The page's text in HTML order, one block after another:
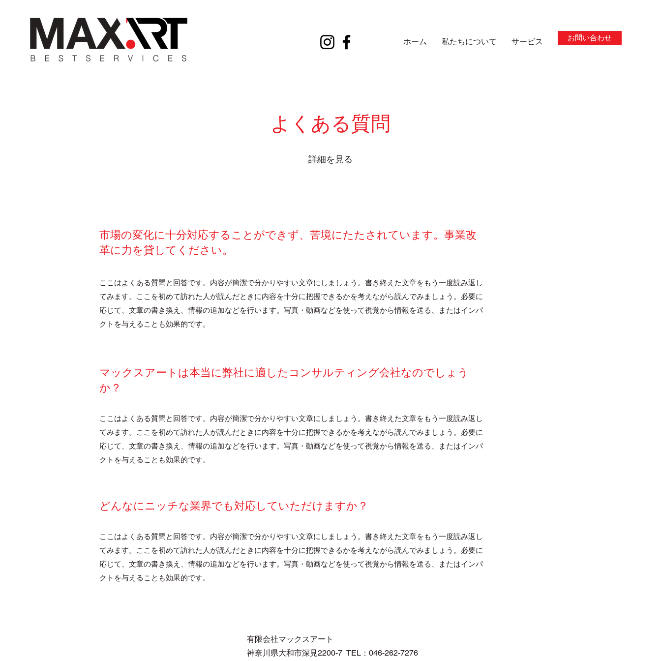
ホーム 私たちについて サービス お問い合わせ
よくある質問
詳細を見る
市場の変化に十分対応することができず、苦境にたたされています。事業改
革に力を貸してください。
ここはよくある質問と回答です。内容が簡潔で分かりやすい文章にしましょう。書き終えた文章をもう一度読み返し
てみます。ここを初めて訪れた人が読んだときに内容を十分に把握できるかを考えながら読んでみましょう。必要に
応じて、文章の書き換え、情報の追加などを行います。写真・動画などを使って視覚から情報を送る、またはインパ
クトを与えることも効果的です。
マックスアートは本当に弊社に適したコンサルティング会社なのでしょう
か？
ここはよくある質問と回答です。内容が簡潔で分かりやすい文章にしましょう。書き終えた文章をもう一度読み返し
てみます。ここを初めて訪れた人が読んだときに内容を十分に把握できるかを考えながら読んでみましょう。必要に
応じて、文章の書き換え、情報の追加などを行います。写真・動画などを使って視覚から情報を送る、またはインパ
クトを与えることも効果的です。
どんなにニッチな業界でも対応していただけますか？
ここはよくある質問と回答です。内容が簡潔で分かりやすい文章にしましょう。書き終えた文章をもう一度読み返し
てみます。ここを初めて訪れた人が読んだときに内容を十分に把握できるかを考えながら読んでみましょう。必要に
応じて、文章の書き換え、情報の追加などを行います。写真・動画などを使って視覚から情報を送る、またはインパ
クトを与えることも効果的です。
有限会社マックスアート
神奈川県大和市深見2200-7 TEL：046-262-7276